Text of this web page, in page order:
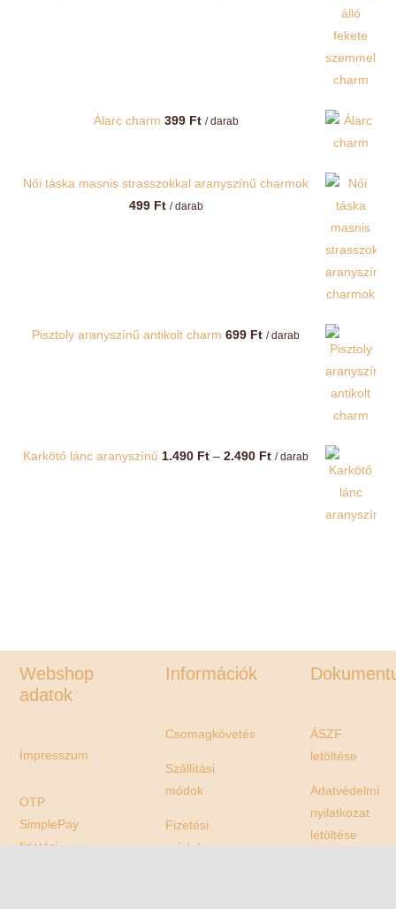
Álarc charm 399 Ft / darab
Női táska masnis strasszokkal aranyszínű charmok
499 Ft / darab
Pisztoly aranyszínű antikolt charm 699 Ft / darab
Karkötő lánc aranyszínű 1.490 Ft – 2.490 FtÁrtartomány:
/ darab
Webshop
adatok
Impresszum
OTP
SimplePay
fizetési
Információk
Csomagkövetés
Szállítási
módok
Fizetési
módok
ÁSZF
letöltése
Adatvédelmi
nyilatkozat
letöltése